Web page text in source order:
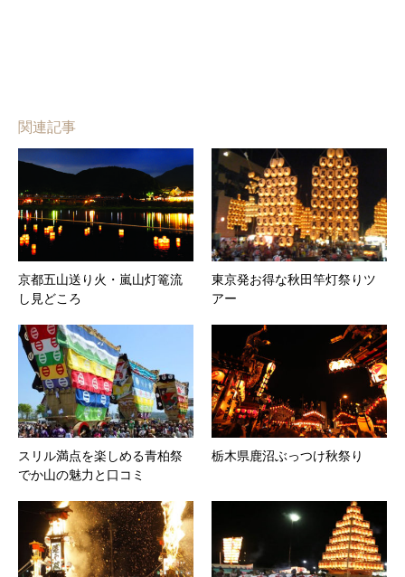
関連記事
京都五山送り火・嵐山灯篭流
し見どころ
東京発お得な秋田竿灯祭りツ
アー
スリル満点を楽しめる青柏祭
でか山の魅力と口コミ
栃木県鹿沼ぶっつけ秋祭り